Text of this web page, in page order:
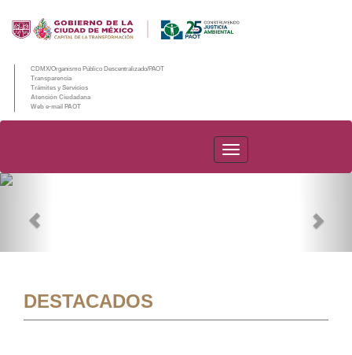
CDMX/Organismo Público Descentralizado/PAOT
Transparencia
Trámites y Servicios
Atención Ciudadana
Web e-mail PAOT
PAOT
DESTACADOS